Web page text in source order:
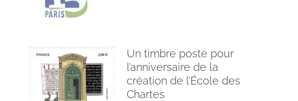
Un timbre poste pour
l’anniversaire de la
création de l’École des
Chartes